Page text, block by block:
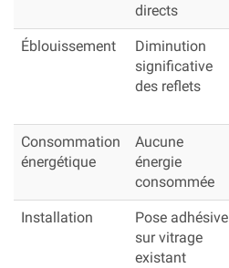
directs
Éblouissement
Diminution
significative
des reflets
Consommation
énergétique
Aucune
énergie
consommée
Installation
Pose adhésive
sur vitrage
existant